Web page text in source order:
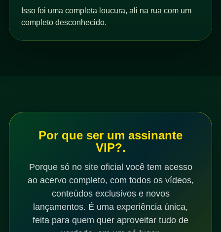
Isso foi uma completa loucura, ali na rua com um
completo desconhecido.
Por que ser um assinante
VIP?.
Porque só no site oficial você tem acesso
ao acervo completo, com todos os vídeos,
conteúdos exclusivos e novos
lançamentos. É uma experiência única,
feita para quem quer aproveitar tudo de